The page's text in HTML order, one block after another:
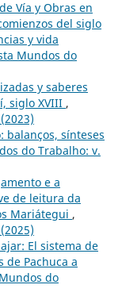
Vía y Obras en
del siglo
y vida
Mundos do
y saberes
siglo XVIII ,
balanços, sínteses
do Trabalho: v.
e a
de leitura da
Mariátegui ,
El sistema de
Pachuca a
do